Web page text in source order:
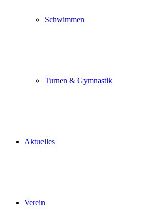
Schwimmen
Turnen & Gymnastik
Aktuelles
Verein